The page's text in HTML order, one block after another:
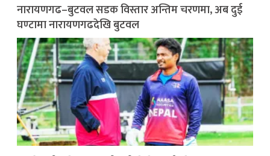
नारायणगढ–बुटवल सडक विस्तार अन्तिम चरणमा, अब दुई
घण्टामा नारायणगढदेखि बुटवल